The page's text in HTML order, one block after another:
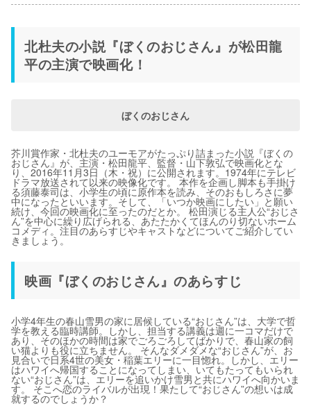
北杜夫の小説『ぼくのおじさん』が松田龍
平の主演で映画化！
ぼくのおじさん
芥川賞作家・北杜夫のユーモアがたっぷり詰まった小説『ぼくの
おじさん』が、主演・松田龍平、監督・山下敦弘で映画化とな
り、2016年11月3日（木・祝）に公開されます。1974年にテレビ
ドラマ放送されて以来の映像化です。 本作を企画し脚本も手掛け
る須藤泰司は、小学生の頃に原作本を読み、そのおもしろさに夢
中になったといいます。そして、「いつか映画にしたい」と願い
続け、今回の映画化に至ったのだとか。 松田演じる主人公“おじさ
ん”を中心に繰り広げられる、あたたかくてほんのり切ないホーム
コメディ。注目のあらすじやキャストなどについてご紹介してい
きましょう。
映画『ぼくのおじさん』のあらすじ
小学4年生の春山雪男の家に居候している“おじさん”は、大学で哲
学を教える臨時講師。しかし、担当する講義は週に一コマだけで
あり、そのほかの時間は家でごろごろしてばかりで、春山家の飼
い猫よりも役に立ちません。 そんなダメダメな“おじさん”が、お
見合いで日系4世の美女・稲葉エリーに一目惚れ。しかし、エリー
はハワイへ帰国することになってしまい、いてもたってもいられ
ない“おじさん”は、エリーを追いかけ雪男と共にハワイへ向かいま
す。 そこへ恋のライバルが出現！果たして“おじさん”の想いは成
就するのでしょうか？